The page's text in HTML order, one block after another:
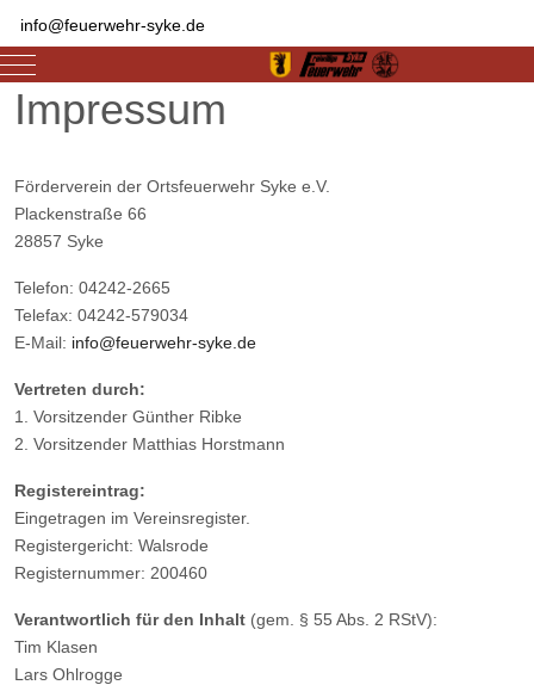
info@feuerwehr-syke.de
Mobile Menu Toggle
Impressum
Förderverein der Ortsfeuerwehr Syke e.V.
Plackenstraße 66
28857 Syke
Telefon: 04242-2665
Telefax: 04242-579034
E-Mail: info@feuerwehr-syke.de
Vertreten durch:
1. Vorsitzender Günther Ribke
2. Vorsitzender Matthias Horstmann
Registereintrag:
Eingetragen im Vereinsregister.
Registergericht: Walsrode
Registernummer: 200460
Verantwortlich für den Inhalt (gem. § 55 Abs. 2 RStV):
Tim Klasen
Lars Ohlrogge